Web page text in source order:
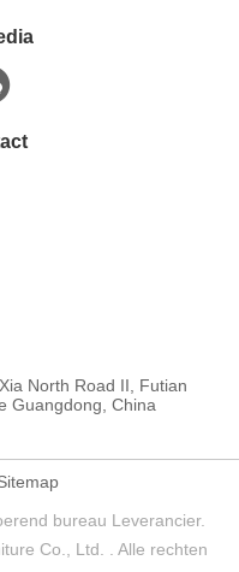
North Road II, Futian
Guangdong, China
bureau Leverancier.
Co., Ltd. . Alle rechten